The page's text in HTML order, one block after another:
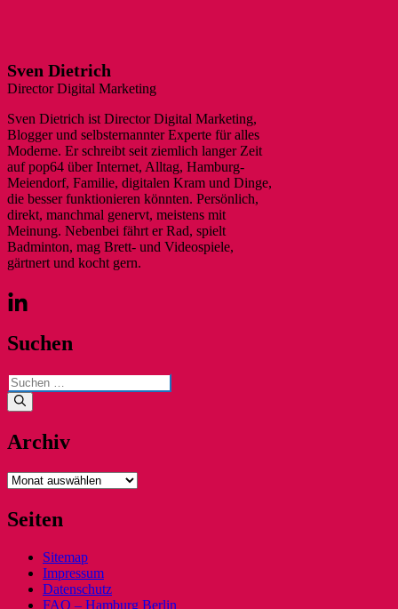
Sven Dietrich
Director Digital Marketing
Sven Dietrich ist Director Digital Marketing,
Blogger und selbsternannter Experte für alles
Moderne. Er schreibt seit ziemlich langer Zeit
auf pop64 über Internet, Alltag, Hamburg-
Meiendorf, Familie, digitalen Kram und Dinge,
die besser funktionieren könnten. Persönlich,
direkt, manchmal genervt, meistens mit
Meinung. Nebenbei fährt er Rad, spielt
Badminton, mag Brett- und Videospiele,
gärtnert und kocht gern.
Suchen
Suchen
nach:
Archiv
Archiv
Seiten
Sitemap
Impressum
Datenschutz
FAQ – Hamburg Berlin